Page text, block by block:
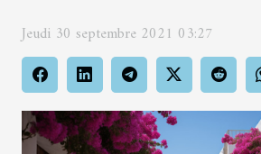
Jeudi 30 septembre 2021 03:27